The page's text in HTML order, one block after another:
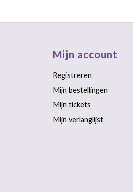
Mijn account
Registreren
Mijn bestellingen
Mijn tickets
Mijn verlanglijst